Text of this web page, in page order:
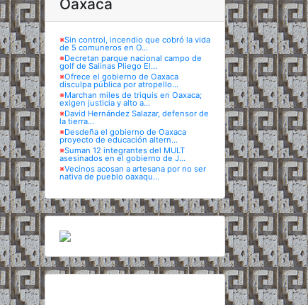
Oaxaca
※Sin control, incendio que cobró la vida
de 5 comuneros en O...
※Decretan parque nacional campo de
golf de Salinas Pliego El...
※Ofrece el gobierno de Oaxaca
disculpa pública por atropello...
※Marchan miles de triquis en Oaxaca;
exigen justicia y alto a...
※David Hernández Salazar, defensor de
la tierra...
※Desdeña el gobierno de Oaxaca
proyecto de educación altern...
※Suman 12 integrantes del MULT
asesinados en el gobierno de J...
※Vecinos acosan a artesana por no ser
nativa de pueblo oaxaqu...